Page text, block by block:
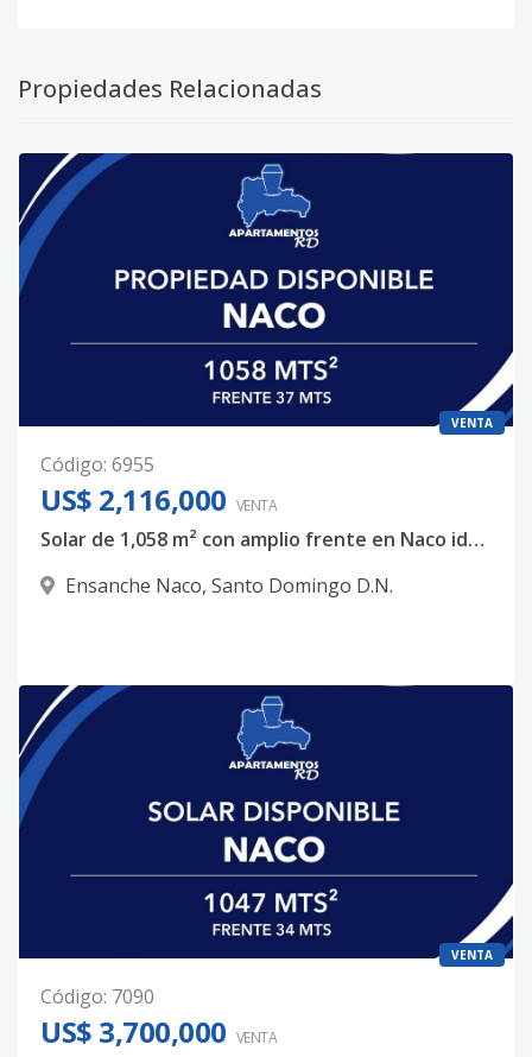
Propiedades Relacionadas
VENTA
Código: 6955
US$ 2,116,000 VENTA
Solar de 1,058 m² con amplio frente en Naco ideal para desarrollo residencial
Ensanche Naco, Santo Domingo D.N.
VENTA
Código: 7090
US$ 3,700,000 VENTA